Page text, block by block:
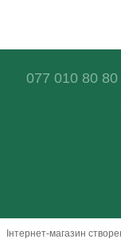
077 010 80 80
Інтернет-магазин